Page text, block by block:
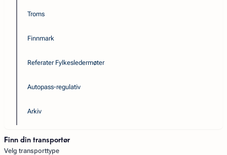
Troms
Finnmark
Referater Fylkesledermøter
Autopass-regulativ
Arkiv
Finn din transportør
Velg transporttype